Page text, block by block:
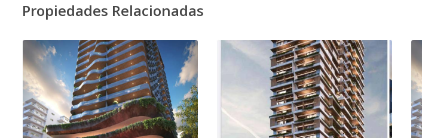
Propiedades Relacionadas